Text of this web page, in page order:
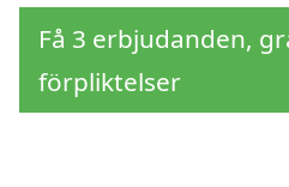
Få 3 erbjudanden,
förpliktelser